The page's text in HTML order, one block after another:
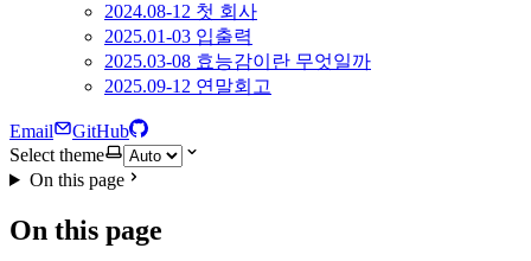
2024.08-12 첫 회사
2025.01-03 입출력
2025.03-08 효능감이란 무엇일까
2025.09-12 연말회고
Email
GitHub
Select theme
On this page
On this page